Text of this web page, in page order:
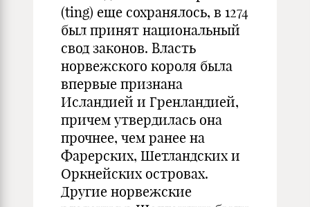
(ting) еще сохранялось, в 1274
был принят национальный
свод законов. Власть
норвежского короля была
впервые признана
Исландией и Гренландией,
причем утвердилась она
прочнее, чем ранее на
Фарерских, Шетландских и
Оркнейских островах.
Другие норвежские